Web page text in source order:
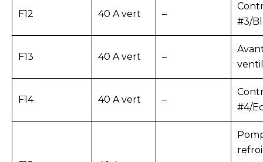
F12 40 A vert –
#3/
F13 40 A vert –
F14 40 A vert –
#4/